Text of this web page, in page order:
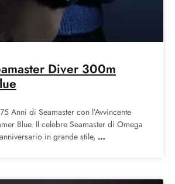
Diver 300m
Anni di Seamaster con l’Avvincente
Blue. Il celebre Seamaster di Omega
in grande stile,